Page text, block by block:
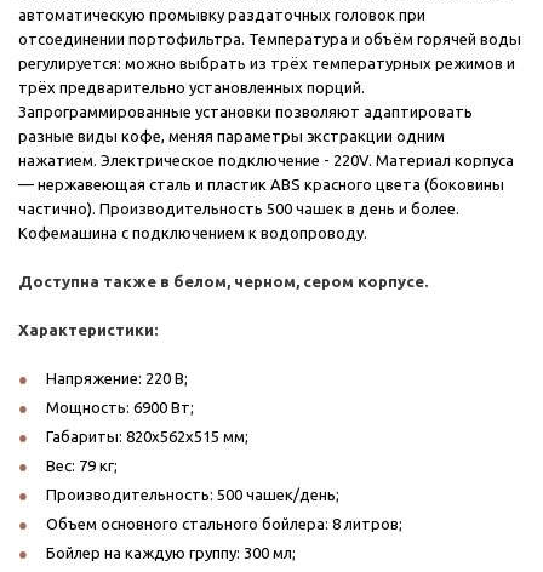
автоматическую промывку раздаточных головок при
отсоединении портофильтра. Температура и объём горячей воды
регулируется: можно выбрать из трёх температурных режимов и
трёх предварительно установленных порций.
Запрограммированные установки позволяют адаптировать
разные виды кофе, меняя параметры экстракции одним
нажатием. Электрическое подключение - 220V. Материал корпуса
— нержавеющая сталь и пластик ABS красного цвета (боковины
частично). Производительность 500 чашек в день и более.
Кофемашина с подключением к водопроводу.
Доступна также в белом, черном, сером корпусе.
Характеристики:
Напряжение: 220 В;
Мощность: 6900 Вт;
Габариты: 820x562x515 мм;
Вес: 79 кг;
Производительность: 500 чашек/день;
Объем основного стального бойлера: 8 литров;
Бойлер на каждую группу: 300 мл;